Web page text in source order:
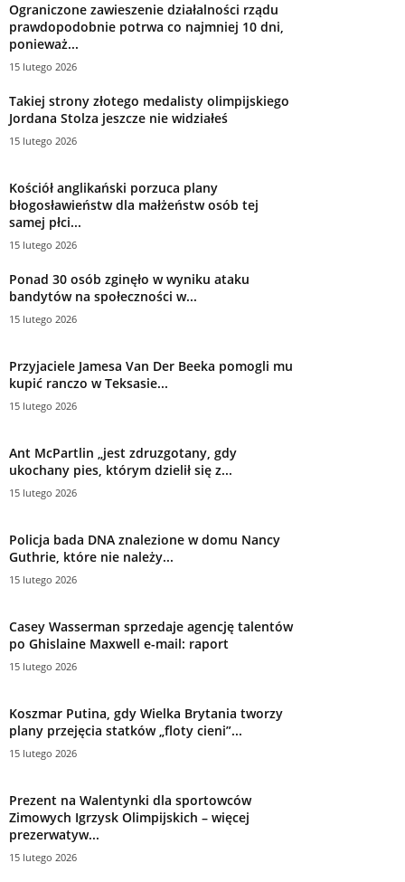
Ograniczone zawieszenie działalności rządu
prawdopodobnie potrwa co najmniej 10 dni,
ponieważ...
15 lutego 2026
Takiej strony złotego medalisty olimpijskiego
Jordana Stolza jeszcze nie widziałeś
15 lutego 2026
Kościół anglikański porzuca plany
błogosławieństw dla małżeństw osób tej
samej płci...
15 lutego 2026
Ponad 30 osób zginęło w wyniku ataku
bandytów na społeczności w...
15 lutego 2026
Przyjaciele Jamesa Van Der Beeka pomogli mu
kupić ranczo w Teksasie...
15 lutego 2026
Ant McPartlin „jest zdruzgotany, gdy
ukochany pies, którym dzielił się z...
15 lutego 2026
Policja bada DNA znalezione w domu Nancy
Guthrie, które nie należy...
15 lutego 2026
Casey Wasserman sprzedaje agencję talentów
po Ghislaine Maxwell e-mail: raport
15 lutego 2026
Koszmar Putina, gdy Wielka Brytania tworzy
plany przejęcia statków „floty cieni”...
15 lutego 2026
Prezent na Walentynki dla sportowców
Zimowych Igrzysk Olimpijskich – więcej
prezerwatyw...
15 lutego 2026